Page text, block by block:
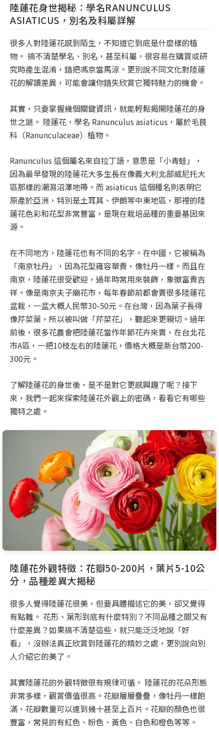
陸蓮花身世揭秘：學名RANUNCULUS
ASIATICUS，別名及科屬詳解
很多人對陸蓮花感到陌生，不知道它到底是什麼樣的植
物。 搞不清楚學名、別名，甚至科屬，很容易在購買或研
究時產生混淆，錯把馮京當馬涼。更別說不同文化對陸蓮
花的解讀差異，可能會讓你錯失欣賞它獨特魅力的機會。
其實，只要掌握幾個關鍵資訊，就能輕鬆揭開陸蓮花的身
世之謎。 陸蓮花，學名 Ranunculus asiaticus ，屬於毛茛
科（Ranunculaceae）植物。
Ranunculus 這個屬名來自拉丁語，意思是「小青蛙」，
因為最早發現的陸蓮花大多生長在像義大利北部威尼托大
區那樣的潮濕沼澤地帶。而asiaticus 這個種名則表明它
原產於亞洲，特別是土耳其、伊朗等中東地區，那裡的陸
蓮花色彩和花型非常豐富，是現在栽培品種的重要基因來
源。
在不同地方，陸蓮花也有不同的名字。在中國，它被稱為
「南京牡丹」，因為花型雍容華貴，像牡丹一樣。而且在
南京，陸蓮花很受歡迎，過年時常用來裝飾，象徵富貴吉
祥。像是南京夫子廟花市，每年春節前都會賣很多陸蓮花
盆栽，一盆大概人民幣30-50元。在台灣，因為葉子長得
像芹菜葉，所以被叫做「芹菜花」，聽起來更親切。過年
前後，很多花農會把陸蓮花當作年節花卉來賣，在台北花
市A區，一把10枝左右的陸蓮花，價格大概是新台幣200-
300元。
了解陸蓮花的身世後，是不是對它更感興趣了呢？接下
來，我們一起來探索陸蓮花外觀上的密碼，看看它有哪些
獨特之處。
陸蓮花外觀特徵：花瓣50-200片，葉片5-10公
分，品種差異大揭秘
很多人覺得陸蓮花很美，但要具體描述它的美，卻又覺得
有點難。 花形、葉形到底有什麼特別？不同品種之間又有
什麼差異？如果搞不清楚這些，就只能泛泛地說「好
看」，沒辦法真正欣賞到陸蓮花的精妙之處，更別說向別
人介紹它的美了。
其實陸蓮花的外觀特徵很有規律可循。 陸蓮花的花朵形態
非常多樣，觀賞價值很高。花瓣層層疊疊，像牡丹一樣飽
滿，花瓣數量可以達到幾十甚至上百片。花瓣的顏色也很
豐富，常見的有紅色、粉色、黃色、白色和橙色等等。